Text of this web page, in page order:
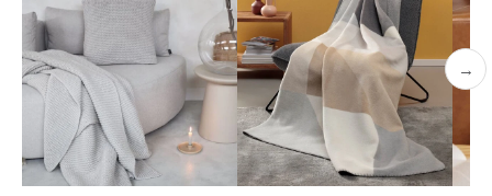
→